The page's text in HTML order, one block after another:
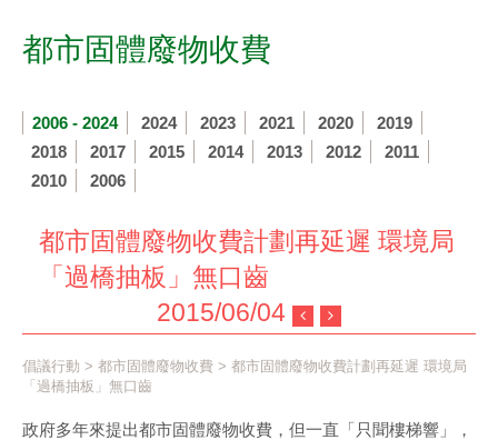
都市固體廢物收費
2006 - 2024 2024 2023 2021 2020
2019
2018
2017 2015 2014 2013 2012
2011
2010
2006
都市固體廢物收費計劃再延遲 環境局
「過橋抽板」無口齒
2015/06/04
倡議行動 > 都市固體廢物收費 > 都市固體廢物收費計劃再延遲 環境局
「過橋抽板」無口齒
政府多年來提出都市固體廢物收費，但一直「只聞樓梯響」，